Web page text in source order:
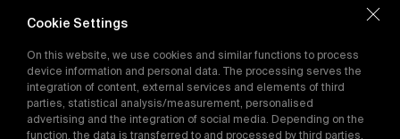
By subscribing, you agree to our
Privacy Policy
Cookie Settings
On this website, we use cookies and similar functions to process
device information and personal data. The processing serves the
integration of content, external services and elements of third
parties, statistical analysis/measurement, personalised
advertising and the integration of social media. Depending on the
function, the data is transferred to and processed by third parties.